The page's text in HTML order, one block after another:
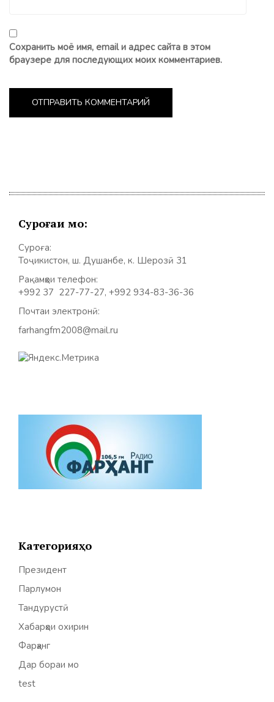
Сохранить моё имя, email и адрес сайта в этом
браузере для последующих моих комментариев.
Суроғаи мо:
Суроға:
Тоҷикистон, ш. Душанбе, к. Шерозӣ 31
Рақамҳои телефон:
+992 37 227-77-27, +992 934-83-36-36
Почтаи электронӣ:
farhangfm2008@mail.ru
Категорияҳо
Президент
Парлумон
Тандурустӣ
Хабарҳои охирин
Фарҳанг
Дар бораи мо
test